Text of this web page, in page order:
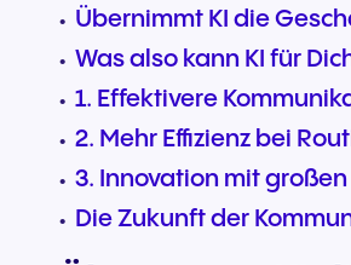
Übernimmt KI die
Was also kann KI für
1. Effektivere
2. Mehr Effizienz bei
3. Innovation mit
Die Zukunft der